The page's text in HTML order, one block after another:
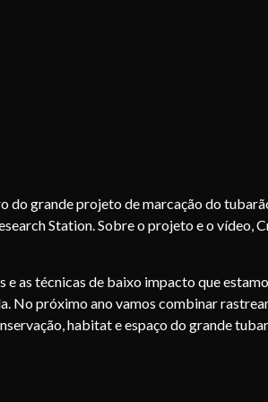
do grande projeto de marcação do
Station. Sobre o projeto e o vídeo,
e as técnicas de baixo impacto que
No próximo ano vamos combinar
habitat e espaço do grande